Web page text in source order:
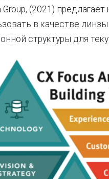
Group, (2021)
в качестве
структуры для